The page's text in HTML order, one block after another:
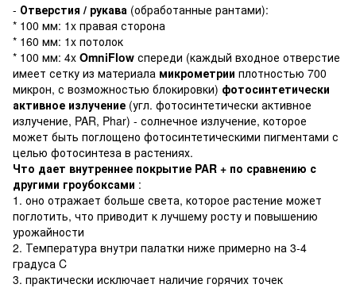
- Отверстия / рукава (обработанные рантами):
* 100 мм: 1x правая сторона
* 160 мм: 1x потолок
* 100 мм: 4x OmniFlow спереди (каждый входное отверстие
имеет сетку из материала микрометрии плотностью 700
микрон, с возможностью блокировки) фотосинтетически
активное излучение (угл. фотосинтетически активное
излучение, PAR, Phar) - солнечное излучение, которое
может быть поглощено фотосинтетическими пигментами с
целью фотосинтеза в растениях.
Что дает внутреннее покрытие PAR + по сравнению с
другими гроубоксами :
1. оно отражает больше света, которое растение может
поглотить, что приводит к лучшему росту и повышению
урожайности
2. Температура внутри палатки ниже примерно на 3-4
градуса C
3. практически исключает наличие горячих точек